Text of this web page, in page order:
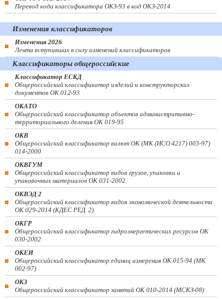
Перевод кода классификатора ОКЗ-93 в код ОКЗ-2014
Изменения классификаторов
Изменения 2026
Лента вступивших в силу изменений классификаторов
Классификаторы общероссийские
Классификатор ЕСКД
Общероссийский классификатор изделий и конструкторских
документов ОК 012-93
ОКАТО
Общероссийский классификатор объектов административно-
территориального деления ОК 019-95
ОКВ
Общероссийский классификатор валют ОК (МК (ИСО 4217) 003-97)
014-2000
ОКВГУМ
Общероссийский классификатор видов грузов, упаковки и
упаковочных материалов ОК 031-2002
ОКВЭД 2
Общероссийский классификатор видов экономической деятельности
ОК 029-2014 (КДЕС РЕД. 2)
ОКГР
Общероссийский классификатор гидроэнергетических ресурсов ОК
030-2002
ОКЕИ
Общероссийский классификатор единиц измерения ОК 015-94 (МК
002-97)
ОКЗ
Общероссийский классификатор занятий ОК 010-2014 (МСКЗ-08)